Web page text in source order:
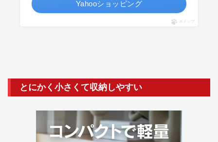
Yahooショッピング
ポチップ
とにかく小さくて収納しやすい